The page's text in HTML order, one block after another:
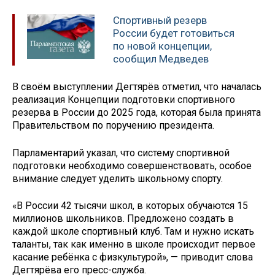
Спортивный резерв
России будет готовиться
по новой концепции,
сообщил Медведев
В своём выступлении Дегтярёв отметил, что началась
реализация Концепции подготовки спортивного
резерва в России до 2025 года, которая была принята
Правительством по поручению президента.
Парламентарий указал, что систему спортивной
подготовки необходимо совершенствовать, особое
внимание следует уделить школьному спорту.
«В России 42 тысячи школ, в которых обучаются 15
миллионов школьников. Предложено создать в
каждой школе спортивный клуб. Там и нужно искать
таланты, так как именно в школе происходит первое
касание ребёнка с физкультурой», — приводит слова
Дегтярёва его пресс-служба.